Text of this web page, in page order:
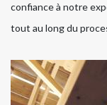
confiance à notre
tout au long du